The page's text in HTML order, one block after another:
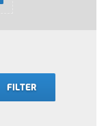
FILTER